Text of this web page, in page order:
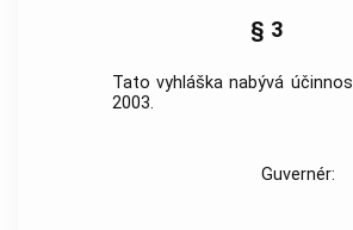
§ 3
Tato vyhláška nabývá
2003.
Guvernér: